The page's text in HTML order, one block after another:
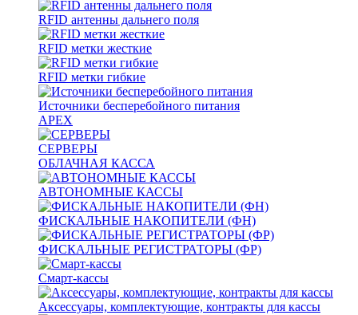
RFID антенны дальнего поля
RFID метки жесткие
RFID метки гибкие
Источники бесперебойного питания
APEX
СЕРВЕРЫ
ОБЛАЧНАЯ КАССА
АВТОНОМНЫЕ КАССЫ
ФИСКАЛЬНЫЕ НАКОПИТЕЛИ (ФН)
ФИСКАЛЬНЫЕ РЕГИСТРАТОРЫ (ФР)
Смарт-кассы
Аксессуары, комплектующие, контракты для кассы